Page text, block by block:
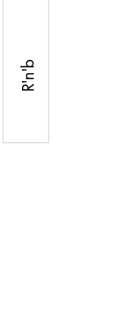
R'n'b